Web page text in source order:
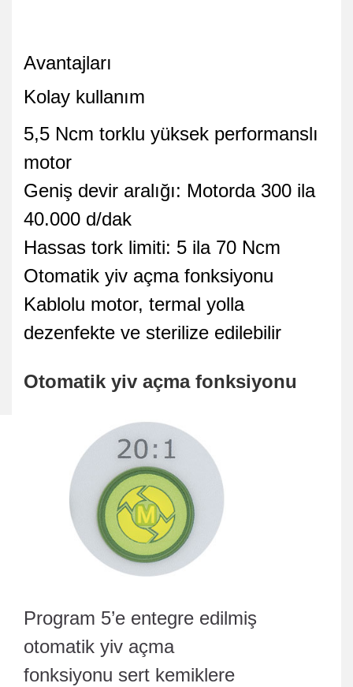
Avantajları
Kolay kullanım
5,5 Ncm torklu yüksek performanslı
motor
Geniş devir aralığı: Motorda 300 ila
40.000 d/dak
Hassas tork limiti: 5 ila 70 Ncm
Otomatik yiv açma fonksiyonu
Kablolu motor, termal yolla
dezenfekte ve sterilize edilebilir
Otomatik yiv açma fonksiyonu
Program 5’e entegre edilmiş
otomatik yiv açma
fonksiyonu sert kemiklere